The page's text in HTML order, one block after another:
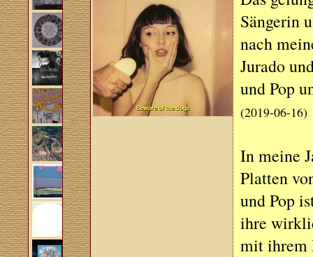
Sängerin
nach
Jurado
und Pop
(2019-06-16)
In meine
Platten
und Pop
ihre
mit ihrem